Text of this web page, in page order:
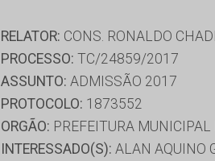
RELATOR: CONS. RONALDO
PROCESSO: TC/24859/2017
ASSUNTO: ADMISSÃO 2017
PROTOCOLO: 1873552
ORGÃO: PREFEITURA MUNICIPAL
INTERESSADO(S): ALAN AQUINO